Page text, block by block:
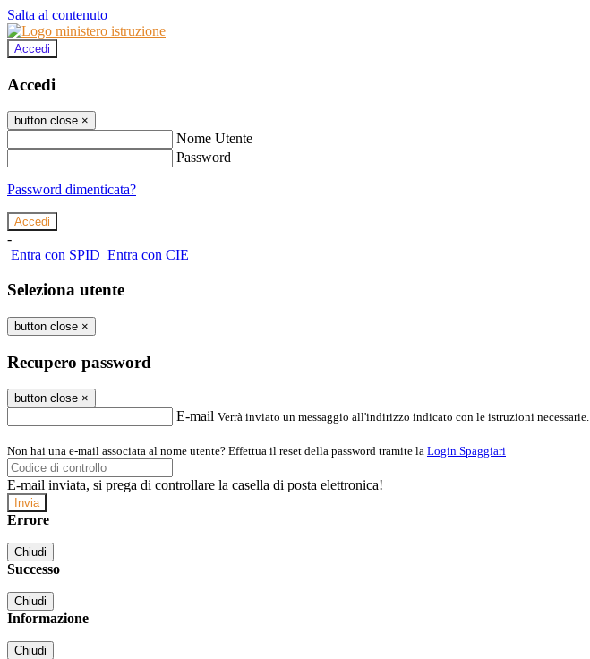
Salta al contenuto
Accedi
Accedi
button close ×
Nome Utente
Password
Password dimenticata?
-
Entra con SPID Entra con CIE
Seleziona utente
button close ×
Recupero password
button close ×
E-mail Verrà inviato un messaggio all'indirizzo indicato con le istruzioni necessarie.
Non hai una e-mail associata al nome utente? Effettua il reset della password tramite la Login Spaggiari
E-mail inviata, si prega di controllare la casella di posta elettronica!
Errore
Chiudi
Successo
Chiudi
Informazione
Chiudi